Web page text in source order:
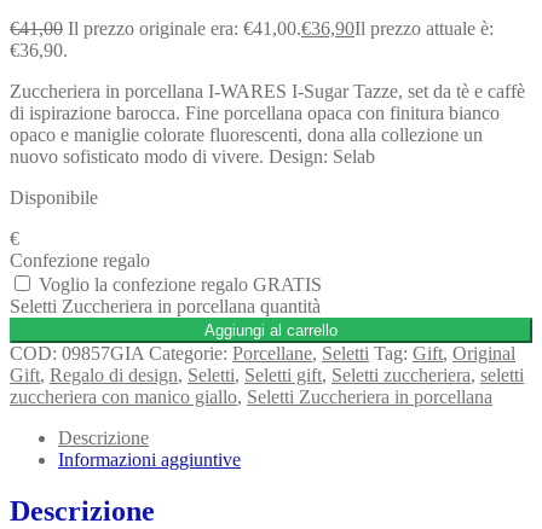
€41,00 Il prezzo originale era: €41,00.€36,90Il prezzo attuale è:
€36,90.
Zuccheriera in porcellana I-WARES I-Sugar Tazze, set da tè e caffè
di ispirazione barocca. Fine porcellana opaca con finitura bianco
opaco e maniglie colorate fluorescenti, dona alla collezione un
nuovo sofisticato modo di vivere. Design: Selab
Disponibile
€
Confezione regalo
Voglio la confezione regalo GRATIS
Seletti Zuccheriera in porcellana quantità
Aggiungi al carrello
COD: 09857GIA Categorie: Porcellane, Seletti Tag: Gift, Original
Gift, Regalo di design, Seletti, Seletti gift, Seletti zuccheriera, seletti
zuccheriera con manico giallo, Seletti Zuccheriera in porcellana
Descrizione
Informazioni aggiuntive
Descrizione